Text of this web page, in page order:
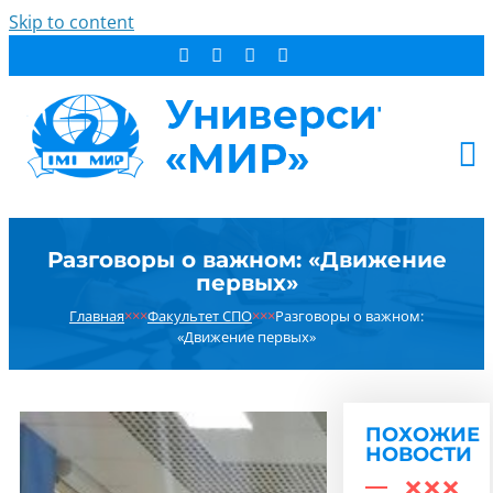
Skip to content
СТУДЕНТУ
ОБ УНИВЕРСИТЕТЕ
НОВОСТИ
РЕЗУЛЬТАТ ПОИСКА:
Разговоры о важном: «Движение
первых»
Главная×××Факультет СПО×××Разговоры о важном:
«Движение первых»
ПОХОЖИЕ
НОВОСТИ